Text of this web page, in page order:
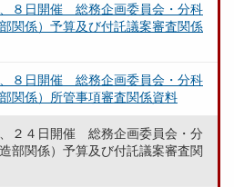
８日開催 総務企画委員会・分科
関係）予算及び付託議案審査関係
８日開催 総務企画委員会・分科
関係）所管事項審査関係資料
２４日開催 総務企画委員会・分
部関係）予算及び付託議案審査関